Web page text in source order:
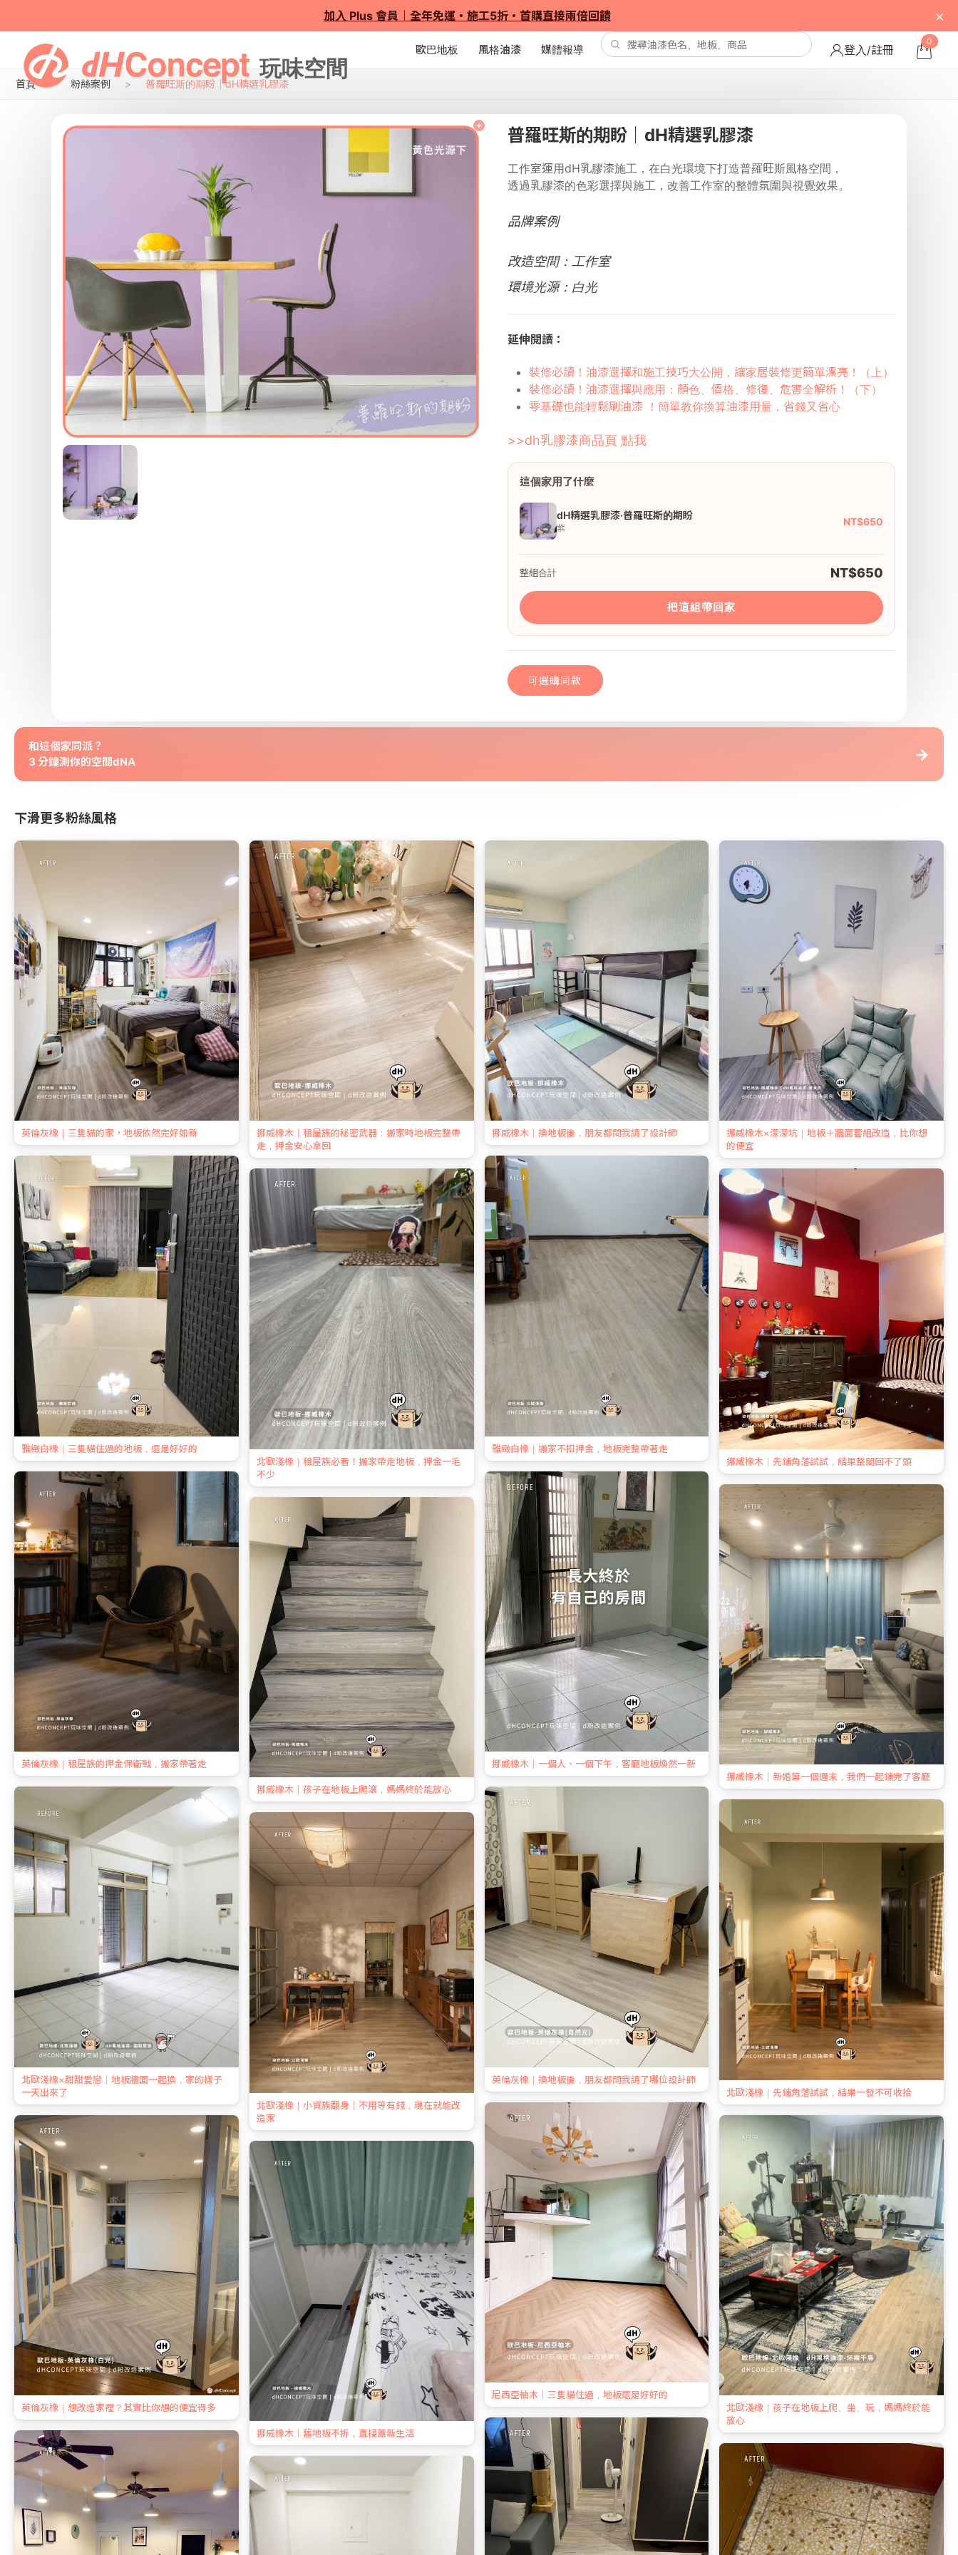
加入 Plus 會員｜全年免運・施工5折・首購直接兩倍回饋 ×
歐巴地板 風格油漆 媒體報導 登入/註冊
0
首頁 粉絲案例 普羅旺斯的期盼｜dH精選乳膠漆
普羅旺斯的期盼｜dH精選乳膠漆
工作室運用dH乳膠漆施工，在白光環境下打造普羅旺斯風格空間，
透過乳膠漆的色彩選擇與施工，改善工作室的整體氛圍與視覺效果。
品牌案例
改造空間：工作室
環境光源：白光
延伸閱讀：
裝修必讀！油漆選擇和施工技巧大公開，讓家居裝修更簡單漂亮！（上）
裝修必讀！油漆選擇與應用：顏色、價格、修復、危害全解析！（下）
零基礎也能輕鬆刷油漆 ！簡單教你換算油漆用量，省錢又省心
>>dh乳膠漆商品頁 點我
這個家用了什麼
dH精選乳膠漆·普羅旺斯的期盼
紫
NT$650
整組合計 NT$650
把這組帶回家
可選購同款
普羅旺斯的期盼｜dH精選乳膠漆
和這個家同派？
3 分鐘測你的空間dNA
→
下滑更多粉絲風格
英倫灰橡｜三隻貓的家，地板依然完好如新
挪威橡木｜租屋族的秘密武器：搬家時地板完整帶
走，押金安心拿回
挪威橡木｜換地板後，朋友都問我請了設計師
挪威橡木×濛濛坑｜地板＋牆面套組改造，比你想
的便宜
雅緻白橡｜三隻貓住過的地板，還是好好的
北歐淺橡｜租屋族必看！搬家帶走地板，押金一毛
不少
雅緻白橡｜搬家不扣押金，地板完整帶著走
挪威橡木｜先鋪角落試試，結果整間回不了頭
英倫灰橡｜租屋族的押金保衛戰，搬家帶著走
挪威橡木｜孩子在地板上爬滾，媽媽終於能放心
挪威橡木｜一個人、一個下午，客廳地板煥然一新
挪威橡木｜新婚第一個週末，我們一起鋪完了客廳
北歐淺橡×甜甜愛戀｜地板牆面一起換，家的樣子
一天出來了
北歐淺橡｜小資族翻身｜不用等有錢，現在就能改
造家
英倫灰橡｜換地板後，朋友都問我請了哪位設計師
北歐淺橡｜先鋪角落試試，結果一發不可收拾
英倫灰橡｜想改造家裡？其實比你想的便宜得多
挪威橡木｜舊地板不拆，直接蓋新生活
尼西亞柚木｜三隻貓住過，地板還是好好的
北歐淺橡｜孩子在地板上爬、坐、玩，媽媽終於能
放心